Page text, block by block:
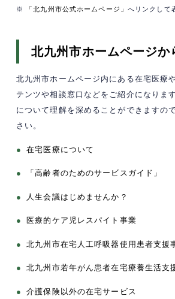
※ 「北九州市公式ホームページ」 へリンクして
北九州市ホームページか
北九州市ホームページ内にある在宅医療
テンツや相談窓口などをご紹介になりま
について理解を深めることができますの
さい。
● 在宅医療について
● 「高齢者のためのサービスガイド」
● 人生会議はじめませんか？
● 医療的ケア児レスパイト事業
● 北九州市在宅人工呼吸器使用患者支援
● 北九州市若年がん患者在宅療養生活支
● 介護保険以外の在宅サービス